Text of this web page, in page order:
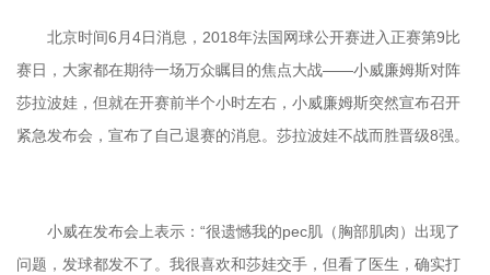
北京时间6月4日消息，2018年法国网球公开赛进入正赛第9比
赛日，大家都在期待一场万众瞩目的焦点大战——小威廉姆斯对阵
莎拉波娃，但就在开赛前半个小时左右，小威廉姆斯突然宣布召开
紧急发布会，宣布了自己退赛的消息。莎拉波娃不战而胜晋级8强。
小威在发布会上表示：“很遗憾我的pec肌（胸部肌肉）出现了
问题，发球都发不了。我很喜欢和莎娃交手，但看了医生，确实打